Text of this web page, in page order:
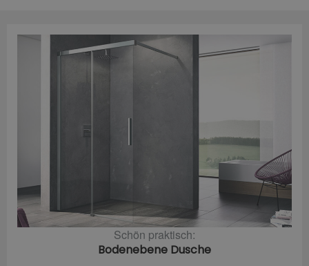
Schön praktisch:
Bodenebene Dusche